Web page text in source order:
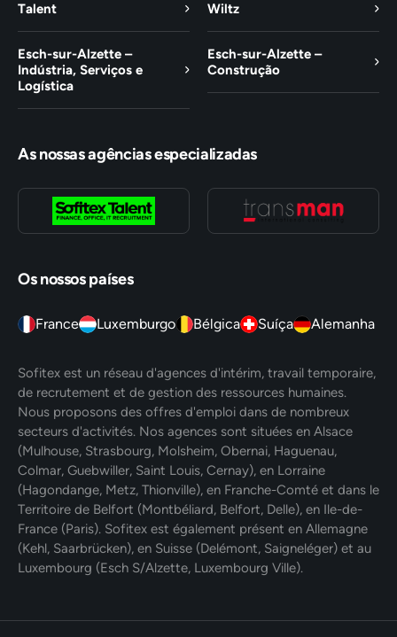
Talent Wiltz
Esch-sur-Alzette –
Indústria, Serviços e
Logística
Esch-sur-Alzette –
Construção
As nossas agências especializadas
Os nossos países
France Luxemburgo Bélgica Suíça Alemanha
Sofitex est un réseau d'agences d'intérim, travail temporaire,
de recrutement et de gestion des ressources humaines.
Nous proposons des offres d'emploi dans de nombreux
secteurs d'activités. Nos agences sont situées en Alsace
(Mulhouse, Strasbourg, Molsheim, Obernai, Haguenau,
Colmar, Guebwiller, Saint Louis, Cernay), en Lorraine
(Hagondange, Metz, Thionville), en Franche-Comté et dans le
Territoire de Belfort (Montbéliard, Belfort, Delle), en Ile-de-
France (Paris). Sofitex est également présent en Allemagne
(Kehl, Saarbrücken), en Suisse (Delémont, Saigneléger) et au
Luxembourg (Esch S/Alzette, Luxembourg Ville).